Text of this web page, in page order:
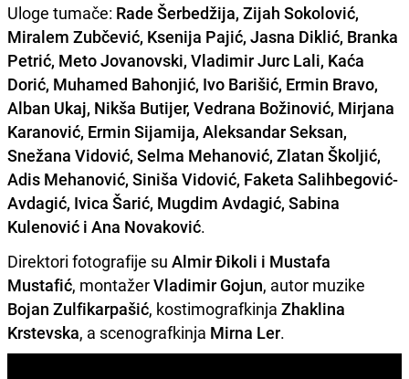
Uloge tumače: Rade Šerbedžija, Zijah Sokolović,
Miralem Zubčević, Ksenija Pajić, Jasna Diklić, Branka
Petrić, Meto Jovanovski, Vladimir Jurc Lali, Kaća
Dorić, Muhamed Bahonjić, Ivo Barišić, Ermin Bravo,
Alban Ukaj, Nikša Butijer, Vedrana Božinović, Mirjana
Karanović, Ermin Sijamija, Aleksandar Seksan,
Snežana Vidović, Selma Mehanović, Zlatan Školjić,
Adis Mehanović, Siniša Vidović, Faketa Salihbegović-
Avdagić, Ivica Šarić, Mugdim Avdagić, Sabina
Kulenović i Ana Novaković.
Direktori fotografije su Almir Đikoli i Mustafa
Mustafić, montažerVladimir Gojun, autor muzike
Bojan Zulfikarpašić, kostimografkinja Zhaklina
Krstevska, a scenografkinja Mirna Ler.